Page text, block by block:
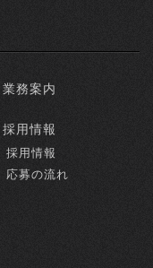
業務案内
採用情報
採用情報
応募の流れ